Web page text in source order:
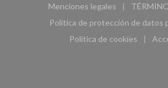
Menciones legales
((abre en una nueva
Política de protección de datos
((abre
Política de cookies
((abre en una